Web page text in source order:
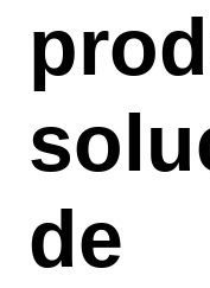
de